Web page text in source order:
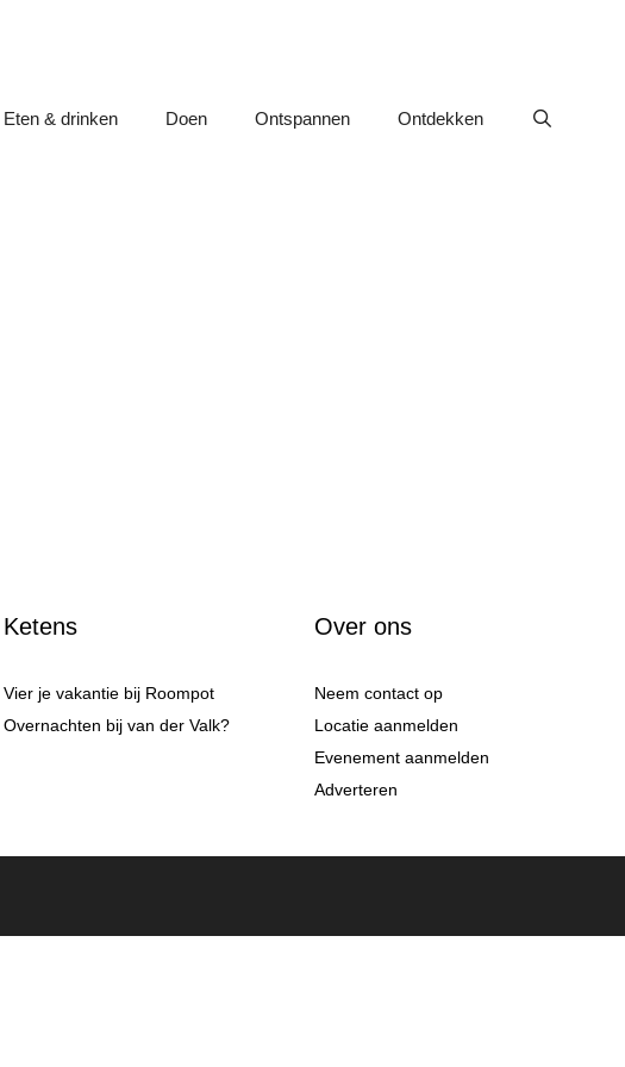
Eten & drinken Doen Ontspannen Ontdekken
Ketens
Vier je vakantie bij Roompot
Overnachten bij van der Valk?
Over ons
Neem contact op
Locatie aanmelden
Evenement aanmelden
Adverteren